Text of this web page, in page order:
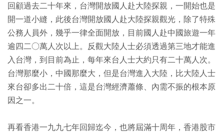
回顧過去二十年來，台灣開放國人赴大陸探親，一開始也是
開一道小縫，此後台灣開放國人赴大陸探親觀光，除了特殊
公務人員外，幾乎一律全面開放，目前國人赴中國旅遊一年
逾四二○萬人次以上。反觀大陸人士必須透過第三地才能進
入台灣，到目前為止，每年來台人士大約只有二十萬人次。
台灣那麼小，中國那麼大，但是台灣進入大陸，比大陸人士
來台卻多出二十倍，這是台灣經濟蕭條、內需不振的根本原
因之一。
再看香港一九九七年回歸迄今，也將屆滿十周年，香港股市